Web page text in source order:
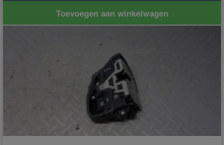
Toevoegen aan winkelwagen